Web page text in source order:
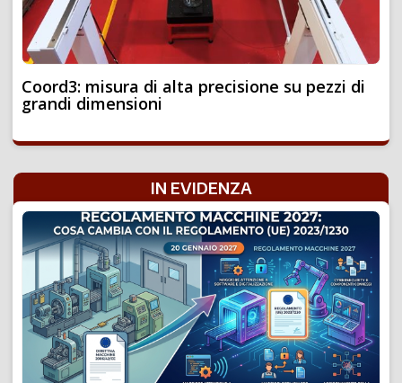
Coord3: misura di alta precisione su pezzi di
grandi dimensioni
IN EVIDENZA